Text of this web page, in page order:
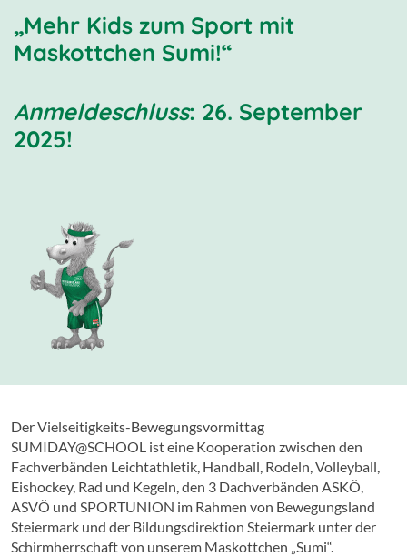
„Mehr Kids zum Sport mit
Maskottchen Sumi!“
Anmeldeschluss: 26. September
2025!
Der Vielseitigkeits-Bewegungsvormittag
SUMIDAY@SCHOOL ist eine Kooperation zwischen den
Fachverbänden Leichtathletik, Handball, Rodeln, Volleyball,
Eishockey, Rad und Kegeln, den 3 Dachverbänden ASKÖ,
ASVÖ und SPORTUNION im Rahmen von Bewegungsland
Steiermark und der Bildungsdirektion Steiermark unter der
Schirmherrschaft von unserem Maskottchen „Sumi“.